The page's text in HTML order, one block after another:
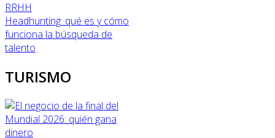
RRHH
Headhunting: qué es y cómo
funciona la búsqueda de
talento
TURISMO